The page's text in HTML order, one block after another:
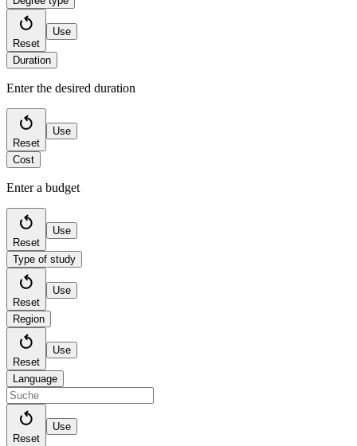
Reset
Use
Duration
Enter the desired duration
Reset
Use
Cost
Enter a budget
Reset
Use
Type of study
Reset
Use
Region
Reset
Use
Language
Reset
Use